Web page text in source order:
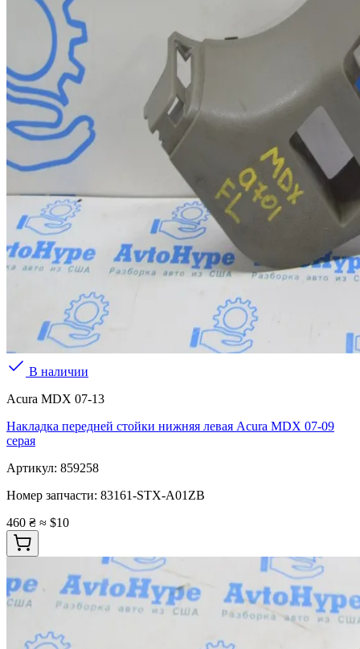
В наличии
Acura MDX 07-13
Накладка передней стойки нижняя левая Acura MDX 07-09
серая
Артикул: 859258
Номер запчасти: 83161-STX-A01ZB
460 ₴ ≈ $10